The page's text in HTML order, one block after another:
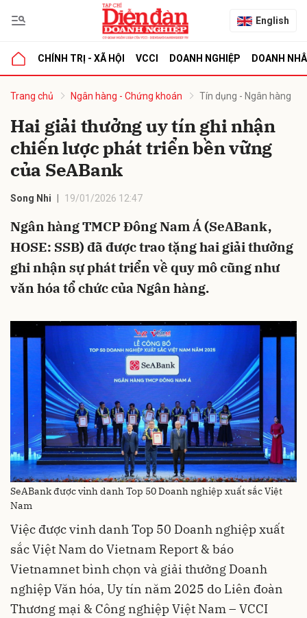
English
CHÍNH TRỊ - XÃ HỘI VCCI DOANH NGHIỆP DOANH
Trang chủ Ngân hàng - Chứng khoán Tín dụng - Ngân hàng
Hai giải thưởng uy tín ghi nhận
chiến lược phát triển bền vững
của SeABank
Song Nhi 19/01/2026 12:47
Ngân hàng TMCP Đông Nam Á (SeABank,
HOSE: SSB) đã được trao tặng hai giải thưởng
ghi nhận sự phát triển về quy mô cũng như
văn hóa tổ chức của Ngân hàng.
SeABank được vinh danh Top 50 Doanh nghiệp xuất sắc Việt
Nam
Việc được vinh danh Top 50 Doanh nghiệp xuất
sắc Việt Nam do Vietnam Report & báo
Vietnamnet bình chọn và giải thưởng Doanh
nghiệp Văn hóa, Uy tín năm 2025 do Liên đoàn
Thương mại & Công nghiệp Việt Nam – VCCI
luận
Hủy